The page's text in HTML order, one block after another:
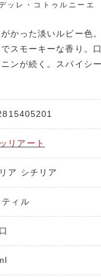
ッレ・コトゥルニーエ
かった淡いルビー色
スモーキーな香り。
ンが続く。スパイシ
リアート
ア シチリア
ィル